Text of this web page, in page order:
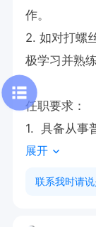
作。
2. 如对打螺
极学习并熟练
任职要求：
1.  具备从事
2. 身体健康
3.可以随时
展开
联系我时请